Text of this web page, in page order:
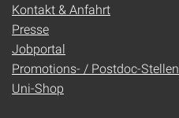
Kontakt & Anfahrt
Presse
Jobportal
Promotions- / Postdoc-Stellen
Uni-Shop